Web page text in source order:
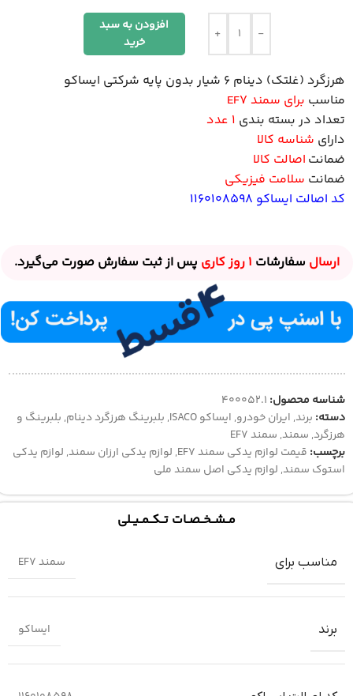
-
+
افزودن به سبد
خرید
هرزگرد (غلتک) دینام 6 شیار بدون پایه شرکتی
ایساکو
مناسب برای سمند EF7
تعداد در بسته بندی 1 عدد
دارای شناسه کالا
ضمانت اصالت کالا
ضمانت سلامت فیزیکی
کد اصالت ایساکو 1160108598
ارسال سفارشات 1 روز کاری پس از ثبت سفارش صورت می‌گیرد.
شناسه محصول: 400052.1
دسته: برند, ایران خودرو, ایساکو ISACO , بلبرینگ هرزگرد دینام, بلبرینگ و
هرزگرد, سمند, سمند EF7
برچسب: قیمت لوازم یدکی سمند EF7 , لوازم یدکی ارزان سمند, لوازم یدکی
استوک سمند, لوازم یدکی اصل سمند ملی
مــشــخــصــات تــکــمــیــلی
مناسب برای سمند EF7
برند ایساکو